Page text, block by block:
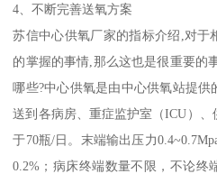
4、不断完善送氧方案
苏信中心供氧厂家的指标介绍,对于
的掌握的事情,那么这也是很重要的
哪些?中心供氧是由中心供氧站提
送到各病房、重症监护室（ICU）、
于70瓶/日。末端输出压力
0.2%；病床终端数量不限，不论终